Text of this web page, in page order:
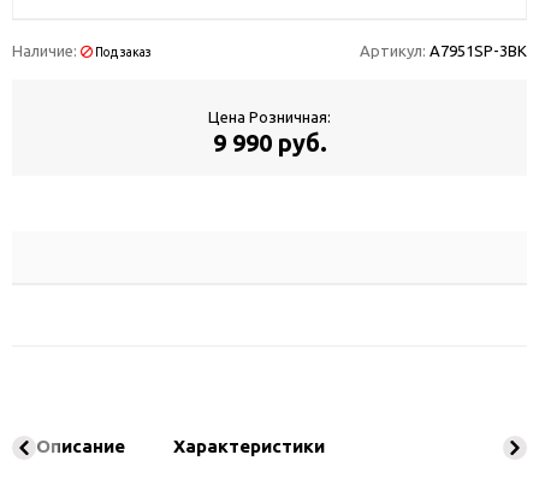
Наличие: Под заказ Артикул: A7951SP-3BK
Цена Розничная:
9 990 руб.
Описание Характеристики